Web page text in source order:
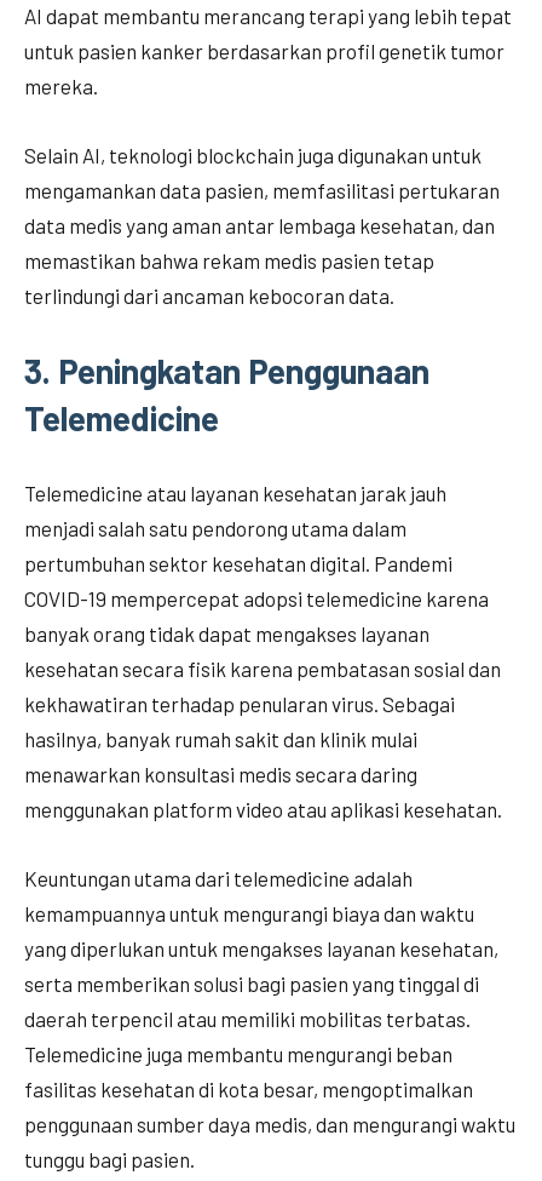
AI dapat membantu merancang terapi yang lebih tepat
untuk pasien kanker berdasarkan profil genetik tumor
mereka.
Selain AI, teknologi blockchain juga digunakan untuk
mengamankan data pasien, memfasilitasi pertukaran
data medis yang aman antar lembaga kesehatan, dan
memastikan bahwa rekam medis pasien tetap
terlindungi dari ancaman kebocoran data.
3. Peningkatan Penggunaan
Telemedicine
Telemedicine atau layanan kesehatan jarak jauh
menjadi salah satu pendorong utama dalam
pertumbuhan sektor kesehatan digital. Pandemi
COVID-19 mempercepat adopsi telemedicine karena
banyak orang tidak dapat mengakses layanan
kesehatan secara fisik karena pembatasan sosial dan
kekhawatiran terhadap penularan virus. Sebagai
hasilnya, banyak rumah sakit dan klinik mulai
menawarkan konsultasi medis secara daring
menggunakan platform video atau aplikasi kesehatan.
Keuntungan utama dari telemedicine adalah
kemampuannya untuk mengurangi biaya dan waktu
yang diperlukan untuk mengakses layanan kesehatan,
serta memberikan solusi bagi pasien yang tinggal di
daerah terpencil atau memiliki mobilitas terbatas.
Telemedicine juga membantu mengurangi beban
fasilitas kesehatan di kota besar, mengoptimalkan
penggunaan sumber daya medis, dan mengurangi waktu
tunggu bagi pasien.